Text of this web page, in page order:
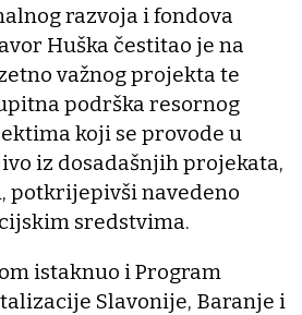
razvoja i fondova
Huška čestitao je na
važnog projekta te
podrška resornog
koji se provode u
iz dosadašnjih projekata,
potkrijepivši navedeno
sredstvima.
istaknuo i Program
Slavonije, Baranje i